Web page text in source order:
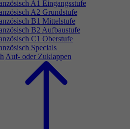
A1 Eingangsstufe
A2 Grundstufe
B1 Mittelstufe
B2 Aufbaustufe
C1 Oberstufe
Specials
Auf- oder Zuklappen